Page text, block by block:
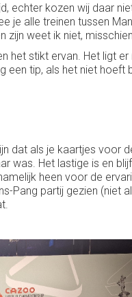
echter kozen wij daar
je alle treinen tussen
zijn weet ik niet,
het stikt ervan. Het ligt
een tip, als het niet
dat als je kaartjes voor
was. Het lastige is en
heen voor de
Pang partij gezien